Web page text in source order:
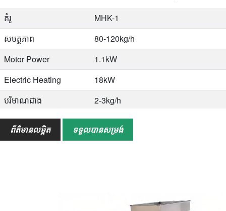
គំរូ
MHK-1
សមត្ថភាព
80-120kg/h
Motor Power
1.1kW
Electric Heating
18kW
បរិមាណជាង
2-3kg/h
វិមាត្រ
3000×1200×1700mm
Applicable Nuts
Peanuts, chestnuts, walnuts,
ព័ត៌មានលម្អិត ទទួលបានសម្រង់